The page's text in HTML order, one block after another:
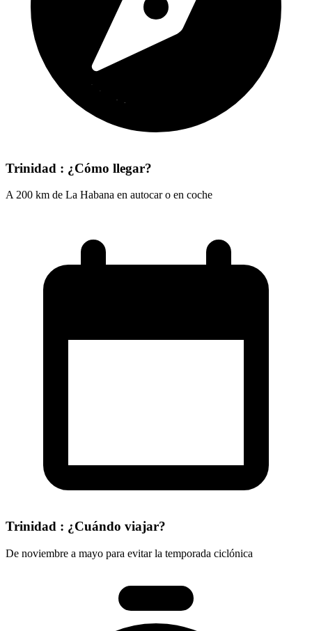
Trinidad : ¿Cómo llegar?
A 200 km de La Habana en autocar o en coche
Trinidad : ¿Cuándo viajar?
De noviembre a mayo para evitar la temporada ciclónica